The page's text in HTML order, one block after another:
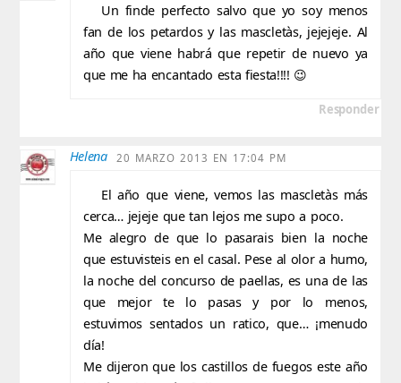
Un finde perfecto salvo que yo soy menos
fan de los petardos y las mascletàs, jejejeje. Al
año que viene habrá que repetir de nuevo ya
que me ha encantado esta fiesta!!!! 😉
Responder
Helena 20 MARZO 2013 EN 17:04 PM
El año que viene, vemos las mascletàs más
cerca… jejeje que tan lejos me supo a poco.
Me alegro de que lo pasarais bien la noche
que estuvisteis en el casal. Pese al olor a humo,
la noche del concurso de paellas, es una de las
que mejor te lo pasas y por lo menos,
estuvimos sentados un ratico, que… ¡menudo
día!
Me dijeron que los castillos de fuegos este año